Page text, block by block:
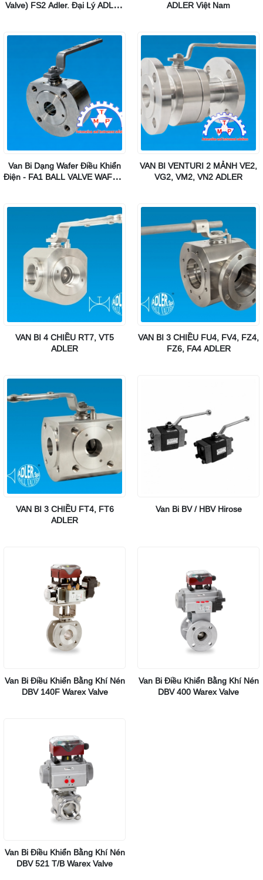
Valve) FS2 Adler. Đại Lý ADLER
ADLER Việt Nam
Van Bi Dạng Wafer Điều Khiển
Điện - FA1 BALL VALVE WAFER,
VAN BI VENTURI 2 MẢNH VE2,
VG2, VM2, VN2 ADLER
VAN BI 4 CHIỀU RT7, VT5
ADLER
VAN BI 3 CHIỀU FU4, FV4, FZ4,
FZ6, FA4 ADLER
VAN BI 3 CHIỀU FT4, FT6
ADLER
Van Bi BV / HBV Hirose
Van Bi Điều Khiển Bằng Khí Nén
DBV 140F Warex Valve
Van Bi Điều Khiển Bằng Khí Nén
DBV 400 Warex Valve
Van Bi Điều Khiển Bằng Khí Nén
DBV 521 T/B Warex Valve